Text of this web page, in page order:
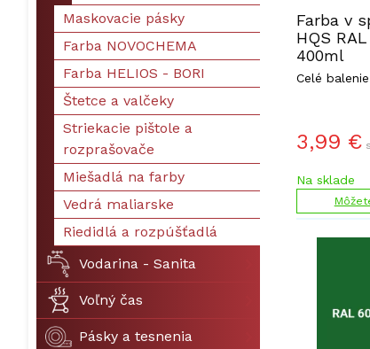
Farba v
HQS
400ml
Celé
3,99 €
Na sklade
Maskovacie pásky
Farba NOVOCHEMA
Farba HELIOS - BORI
Štetce a valčeky
Striekacie pištole a
rozprašovače
Miešadlá na farby
Vedrá maliarske
Riedidlá a rozpúšťadlá
Vodarina - Sanita
Voľný čas
Pásky a tesnenia